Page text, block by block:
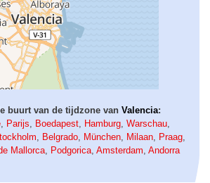
buurt van de tijdzone van Valencia:
Parijs Boedapest Hamburg Warschau
Belgrado München Milaan Praag
Mallorca Podgorica Amsterdam Andorra